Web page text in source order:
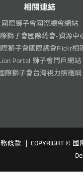
相關連結
國際獅子會國際總會網站
獅子會國際總會-資源中
獅子會國際總會Flickr相
Portal 獅子會門戶網站
際獅子會台灣視力照護網
條款
COPYRIGHT ©